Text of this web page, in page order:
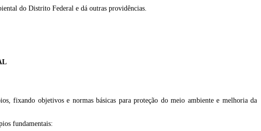
do Distrito Federal e dá outras providências.
fixando objetivos e normas básicas para proteção do meio ambiente e melhoria da
fundamentais: